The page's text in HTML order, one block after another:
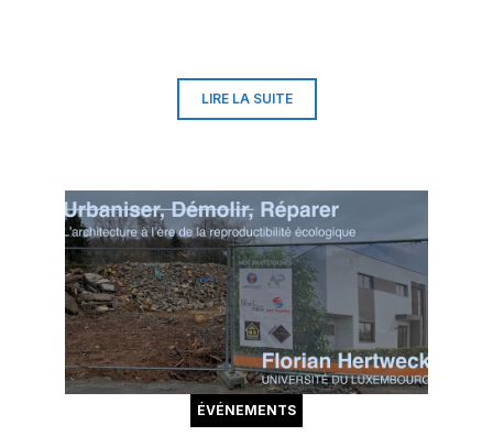
https://forms.office.com/r/q7mJqsyENh
LIRE LA SUITE
ÉVÉNEMENTS